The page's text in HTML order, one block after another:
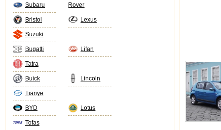
Rover
Subaru
Bristol Lexus
Suzuki
Bugatti Lifan
Tatra
Buick Lincoln
Tianye
BYD Lotus
Tofas